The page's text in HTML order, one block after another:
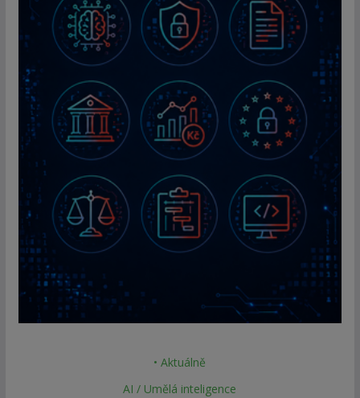
• Aktuálně
AI / Umělá inteligence